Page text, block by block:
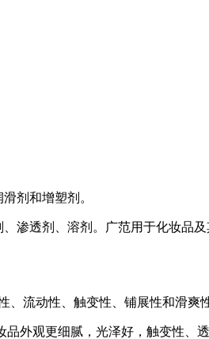
剂和增塑剂。
、渗透剂、溶剂。广范用于化妆
、流动性、触变性、铺展性和滑
品外观更细腻，光泽好，触变性